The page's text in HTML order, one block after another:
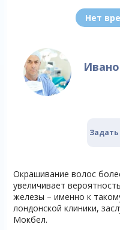
Нет
Окрашивание волос
увеличивает
железы – именно к
лондонской клиники,
Мокбел.